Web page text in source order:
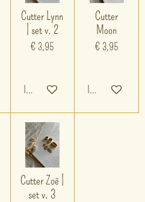
Cutter Lynn
| set v. 2
€ 3,95
In winkelwagen
Cutter
Moon
€ 3,95
In winkelwagen
Cutter Zoë |
set v. 3